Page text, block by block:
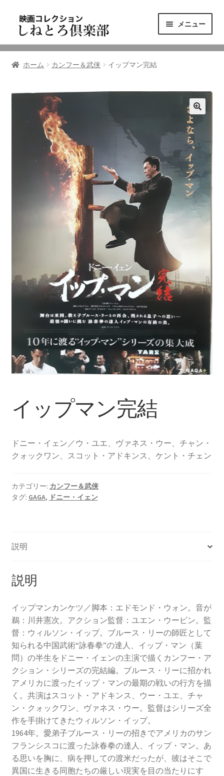
ゲ
シ
ン
テ
ツ
ス
メニュー
ニュース
東三河の映画館
しねとろ倶楽部について
リンクの旅
ホーム カンフー＆武侠 イップマン完結
イップマン完結
ドニー・イェン／ウ・ユエ、ヴァネス・ウー、チャン・
クォックワン、スコット・アドキンス、ケント・チェン
カテゴリー: カンフー＆武侠
タグ: GAGA, ドニー・イェン
説明
説明
イップマンカンケツ／脚本：エドモンド・ウォン。音が
鵜：川井憲次。アクション監督：ユエン・ウーピン。監
督：ウィルソン・イップ。ブルース・リーの師匠として
知られる中国武術“詠春拳”の達人、イップ・マン（葉
問）の半生をドニー・イェンの主演で描くカンフー・ア
クション・シリーズの完結編。ブルース・リーに招かれ
アメリカに渡ったイップ・マンの最期の戦いの行方を描
く。共演はスコット・アドキンス、ウー・ユエ、チャ
ン・クォックワン、ヴァネス・ウー。監督はシリーズ全
作を手掛けてきたウィルソン・イップ。
1964年。愛弟子ブルース・リーの招きでアメリカのサン
フランシスコに渡った詠春拳の達人、イップ・マン。あ
る思いを胸に、病を押しての渡米だったが、彼はそこで
異国に生きる同胞たちの厳しい現実を目の当たりにす